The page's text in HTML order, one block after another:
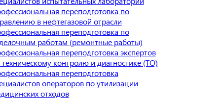
переподготовка по
в нефтегазовой отрасли
переподготовка по
работам (ремонтные работы)
переподготовка экспертов
контролю и диагностике (ТО)
переподготовка
операторов по утилизации
отходов